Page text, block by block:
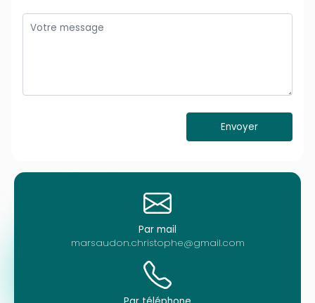
Par mail
marsaudon.christophe@gmail.com